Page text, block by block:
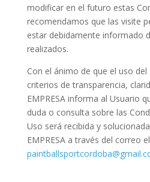
modificar en el futuro estas
recomendamos que las visite
estar debidamente informado
realizados.
Con el ánimo de que el uso
criterios de transparencia,
EMPRESA informa al Usuario
duda o consulta sobre las
Uso será recibida y
EMPRESA a través del correo